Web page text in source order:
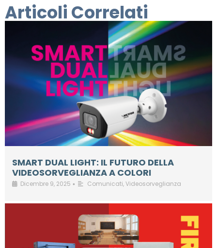
Articoli Correlati
SMART DUAL LIGHT: IL FUTURO DELLA
VIDEOSORVEGLIANZA A COLORI
Dicembre 9, 2025 • Comunicati,Videosorveglianza